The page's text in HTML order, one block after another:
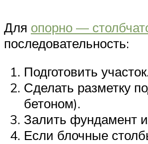
Для опорно —
последовательность:
Подготовить
Сделать разметку
бетоном).
Залить фундамент
Если блочные